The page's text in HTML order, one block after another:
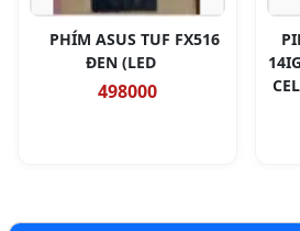
PHÍM ASUS TUF FX516
ĐEN (LED
498000